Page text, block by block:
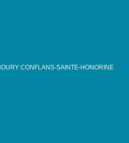
CONFLANS-SAINTE-HONORINE